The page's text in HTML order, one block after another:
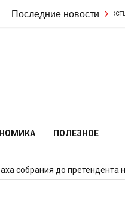
Последние новости
свою настойчивость в том, что
ПОЛЕЗНОЕ
собрания до претендента